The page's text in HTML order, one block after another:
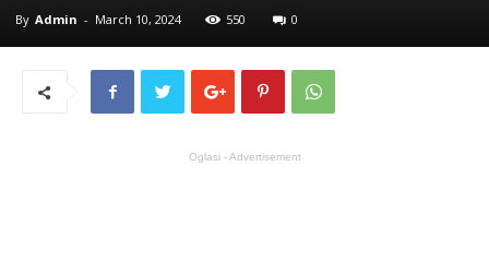
By Admin - March 10, 2024 550 0
Oglasi - Advertisement